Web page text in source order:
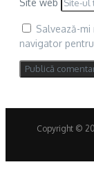
Salvează-
navigator
Copyright ©